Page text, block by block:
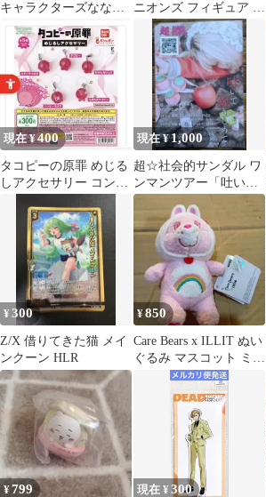
キャラクターズななほ
しカラフルマルチチャ
ーム
ニオンズ フィギュア ま
とめ売り 17体
現在 ¥400
タコピーの原罪 めじる
しアクセサリー コンプ
現在 ¥1,000
超☆社会的サンダル ワ
ンマンツアー「吐いて
抱きしめて」チラシ2枚
¥300
Z/X 借りてきた猫 メイ
ンクーン HLR
¥850
Care Bears x ILLIT ぬい
ぐるみ マスコット ミン
¥799 現在 ¥300